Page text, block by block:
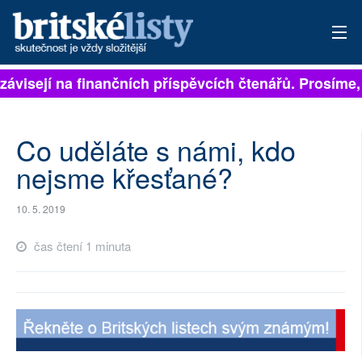
PŘIHLÁSIT
ARCHIV
ROZHOVORY
AUTOŘI
na finančních příspěvcích čtenářů. Prosíme,
Co uděláte s námi, kdo
nejsme křesťané?
10. 5. 2019
čas čtení 1 minuta